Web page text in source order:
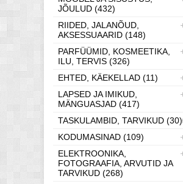
JÕULUD (432)
RIIDED, JALANÕUD,
AKSESSUAARID (148)
PARFÜÜMID, KOSMEETIKA,
ILU, TERVIS (326)
EHTED, KÄEKELLAD (11)
LAPSED JA IMIKUD,
MÄNGUASJAD (417)
TASKULAMBID, TARVIKUD (30)
KODUMASINAD (109)
ELEKTROONIKA,
FOTOGRAAFIA, ARVUTID JA
TARVIKUD (268)